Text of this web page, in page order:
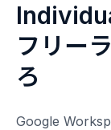
フリー
ろ
Google